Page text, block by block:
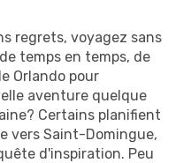
regrets, voyagez sans
temps en temps, de
Orlando pour
aventure quelque
Certains planifient
vers Saint-Domingue,
d'inspiration. Peu